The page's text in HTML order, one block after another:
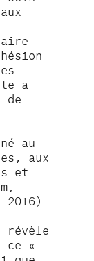
a
de
au
aux
et
révèle
ce «